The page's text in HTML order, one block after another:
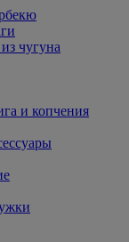
чугуна
и копчения